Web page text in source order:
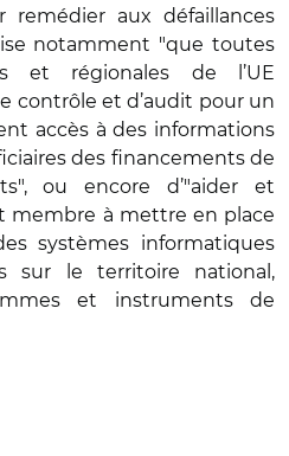
remédier aux défaillances
notamment "que toutes
et régionales de l’UE
contrôle et d’audit pour un
accès à des informations
des financements de
ou encore d’"aider et
membre à mettre en place
systèmes informatiques
sur le territoire national,
et instruments de